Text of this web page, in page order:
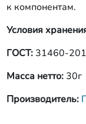
к компонентам.
Условия
ГОСТ:31460-
Масса нетто:30г
Производитель: